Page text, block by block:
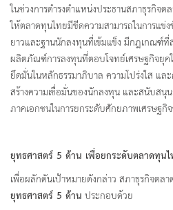
ในช่วงการดำรงตำแหน่งประธานสภาธุรกิจ
ให้ตลาดทุนไทยมีขีดความสามารถในการแ
ยาวและฐานนักลงทุนที่เข้มแข็ง มีกฎเกณฑ์
ผลิตภัณฑ์การลงทุนที่ตอบโจทย์เศรษฐกิจยุ
ยึดมั่นในหลักธรรมาภิบาล ความโปร่งใส แล
สร้างความเชื่อมั่นของนักลงทุน และสนับสนุ
ภาคเอกชนในการยกระดับศักยภาพเศรษฐกิ
ยุทธศาสตร์5 ด้าน เพื่อยกระดับตลาดทุน
เพื่อผลักดันเป้าหมายดังกล่าว สภาธุรกิจตล
ยุทธศาสตร์5 ด้านประกอบด้วย